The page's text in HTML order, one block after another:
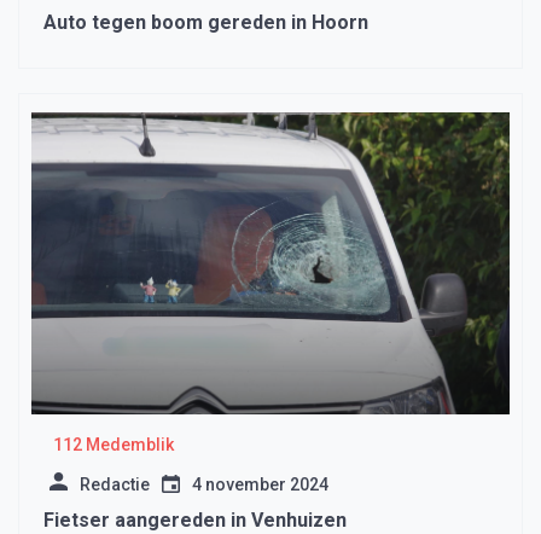
Auto tegen boom gereden in Hoorn
112 Medemblik
Redactie 4 november 2024
Fietser aangereden in Venhuizen